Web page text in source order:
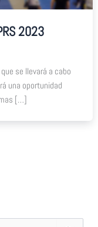
2023
se llevará a cabo
una oportunidad
[…]